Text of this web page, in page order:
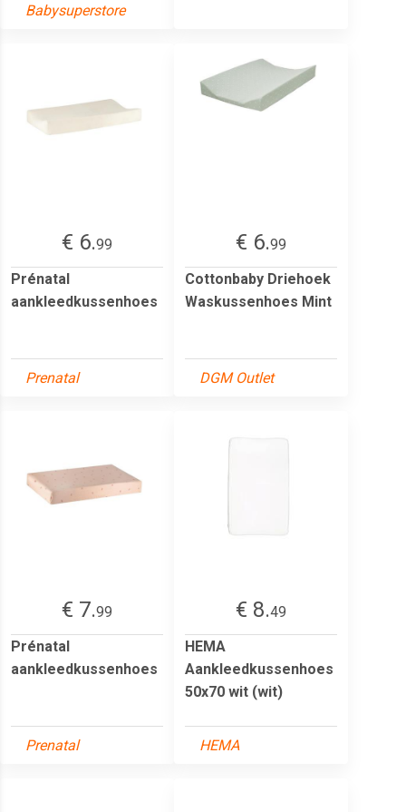
Babysuperstore
€ 6.99
Prénatal
aankleedkussenhoes
Prenatal
€ 6.99
Cottonbaby Driehoek
Waskussenhoes Mint
DGM Outlet
€ 7.99
Prénatal
aankleedkussenhoes
Prenatal
€ 8.49
HEMA
Aankleedkussenhoes
50x70 wit (wit)
HEMA